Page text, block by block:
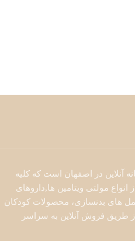
آنلاین در اصفهان است که کلیه
مولتی ویتامین ها,داروهای
های بدنسازی، محصولات کودکان
طریق فروش آنلاین به سراسر